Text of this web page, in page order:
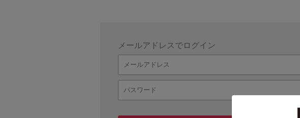
メールアドレスでログイン